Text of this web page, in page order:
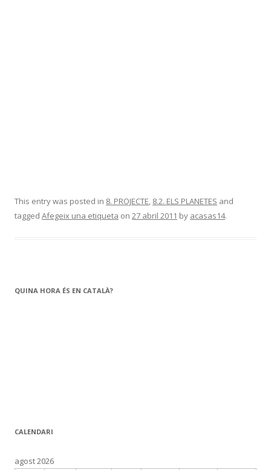
This entry was posted in 8. PROJECTE, 8.2. ELS PLANETES and
tagged Afegeix una etiqueta on 27 abril 2011 by acasas14.
QUINA HORA ÉS EN CATALÀ?
CALENDARI
agost 2026